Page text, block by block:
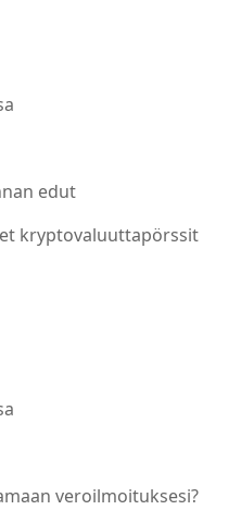
edut
kryptovaluuttapörssit
veroilmoituksesi?